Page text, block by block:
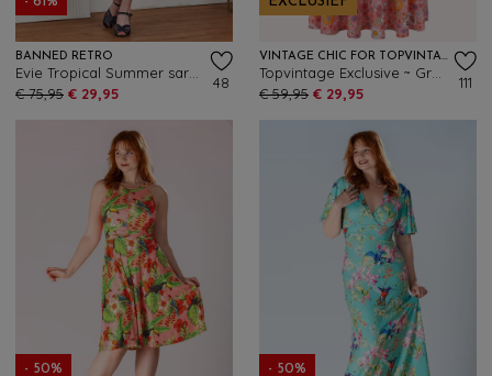
BANNED RETRO
€ 75,95 € 29,95
48
VINTAGE CHIC FOR TOPVINTAGE
€ 59,95 € 29,95
111
- 50% - 50%